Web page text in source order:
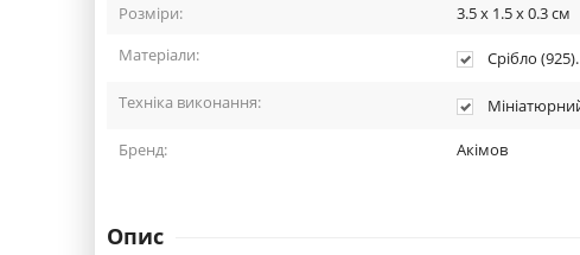
Розміри:
3.5 x 1.5 x 0.3см
Матеріали:
Срібло
Техніка виконання:
Бренд: Акімов
Опис